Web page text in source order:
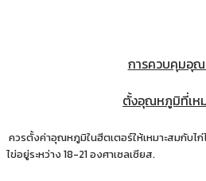
การควบคุมอุ
ตั้งอุณหภูมิที่เห
ควรตั้งค่าอุณหภูมิในฮีตเตอร์ให้เหมาะสมกับไ
ไข่อยู่ระหว่าง 18-21 องศาเซลเซียส.